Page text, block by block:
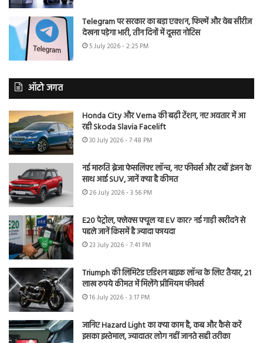
Telegram पर सरकार का बड़ा एक्शन, फिल्में और वेब सीरीज
देखना पड़ेगा भारी, तीन दिनों में दूसरा नोटिस
5 July 2026 - 2:25 PM
ऑटो जगत
Honda City और Verna की बढ़ी टेंशन, नए अवतार में आ
रही Skoda Slavia Facelift
30 July 2026 - 7:48 PM
नई मारुति ब्रेजा फेसलिफ्ट लॉन्च, नए फीचर्स और टर्बो इंजन के
साथ आई SUV, जानें क्या है कीमत
26 July 2026 - 3:56 PM
E20 पेट्रोल, फ्लेक्स फ्यूल या EV कार? नई गाड़ी खरीदने से
पहले जानें किसमें है ज्यादा फायदा
23 July 2026 - 7:41 PM
Triumph की लिमिटेड एडिशन बाइक लॉन्च के लिए तैयार, 21
लाख रुपये कीमत में मिलेंगे प्रीमियम फीचर्स
16 July 2026 - 3:17 PM
जानिए Hazard Light का क्या काम है, कब और कैसे करें
इसका इस्तेमाल, ज्यादातर लोग नहीं जानते सही तरीका